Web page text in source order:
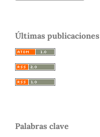
Últimas publicaciones
Palabras clave